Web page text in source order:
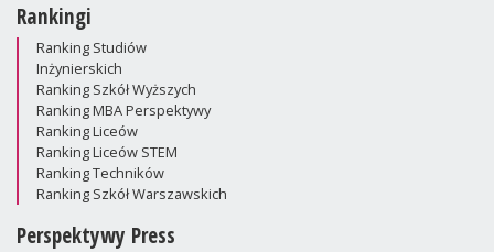
Rankingi
Ranking Studiów
Inżynierskich
Ranking Szkół Wyższych
Ranking MBA Perspektywy
Ranking Liceów
Ranking Liceów STEM
Ranking Techników
Ranking Szkół Warszawskich
Perspektywy Press